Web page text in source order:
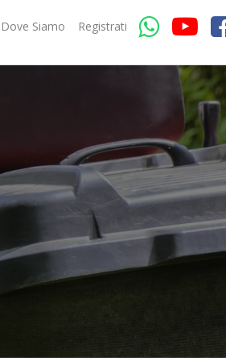
Dove Siamo Registrati